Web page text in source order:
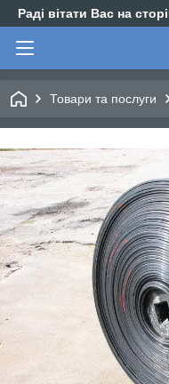
Раді вітати Вас на
Товари та послуги